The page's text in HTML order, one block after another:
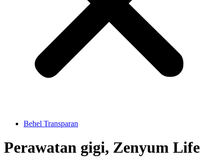
Behel Transparan
Perawatan gigi, Zenyum Life